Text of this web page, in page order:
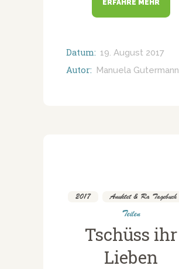
ERFAHRE MEHR
Datum: 19. August 2017
Autor: Manuela Gutermann
2017 Anuktet & Ra Tagebuch
Teilen
Tschüss ihr
Lieben